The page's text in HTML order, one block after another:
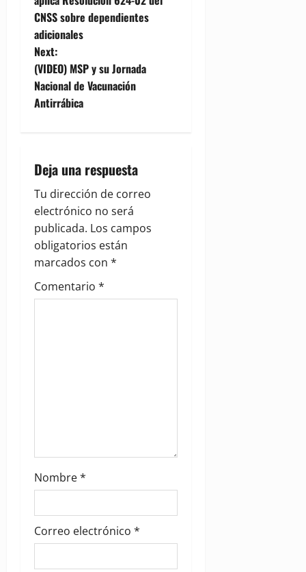
s
t
n
a
i
g
a
t
i
CNSS sobre dependientes
adicionales
Next:
(VIDEO) MSP y su Jornada
Nacional de Vacunación
Antirrábica
Deja una respuesta
Tu dirección de correo
electrónico no será
publicada. Los campos
obligatorios están
marcados con *
Comentario *
Nombre*
Correo electrónico *